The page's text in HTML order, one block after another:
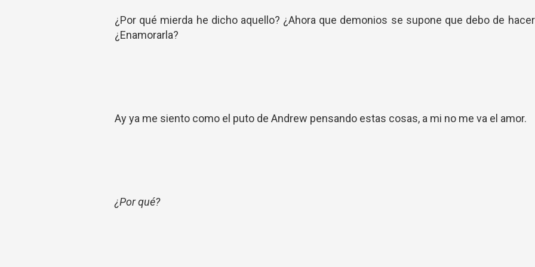
¿Por qué mierda he dicho aquello? ¿Ahora que demonios se supone que debo de
¿Enamorarla?
Ay ya me siento como el puto de Andrew pensando estas cosas, a mi no me va el amor.
¿Por qué?